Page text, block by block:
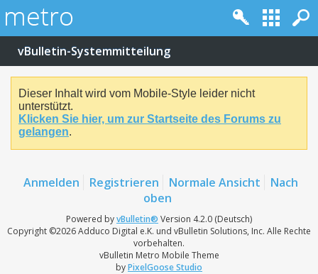
vBulletin-Systemmitteilung
Dieser Inhalt wird vom Mobile-Style leider nicht
unterstützt.
Klicken Sie hier, um zur Startseite des Forums zu
gelangen.
Anmelden Registrieren Normale Ansicht
Nach
oben
Powered byvBulletin® Version 4.2.0 (Deutsch)
Copyright ©2026 Adduco Digital e.K. und vBulletin Solutions, Inc. Alle Rechte
vorbehalten.
vBulletin Metro Mobile Theme
byPixelGoose Studio